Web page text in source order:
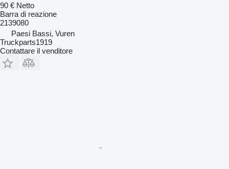
90 € Netto
Barra di reazione
2139080
Paesi Bassi, Vuren
Truckparts1919
Contattare il venditore